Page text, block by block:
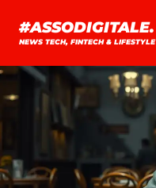
#ASSODIGITALE.
NEWS TECH, FINTECH & LIFESTYLE